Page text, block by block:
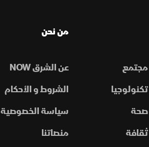
مجتمع
تكنولوجيا
صحة
ثقافة
من نحن
عن الشرق NOW
الشروط و الأحكام
سياسة الخصوصية
منصاتنا